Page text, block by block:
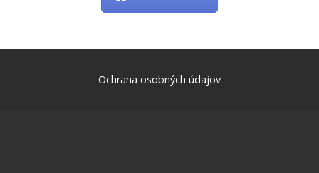
Ochrana osobných údajov